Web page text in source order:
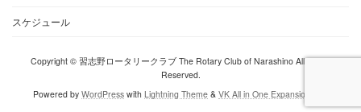
スケジュール
Copyright © 習志野ロータリークラブ The Rotary Club of Narashino All Rights
Reserved.
Powered by WordPress with Lightning Theme & VK All in One Expansion Unit